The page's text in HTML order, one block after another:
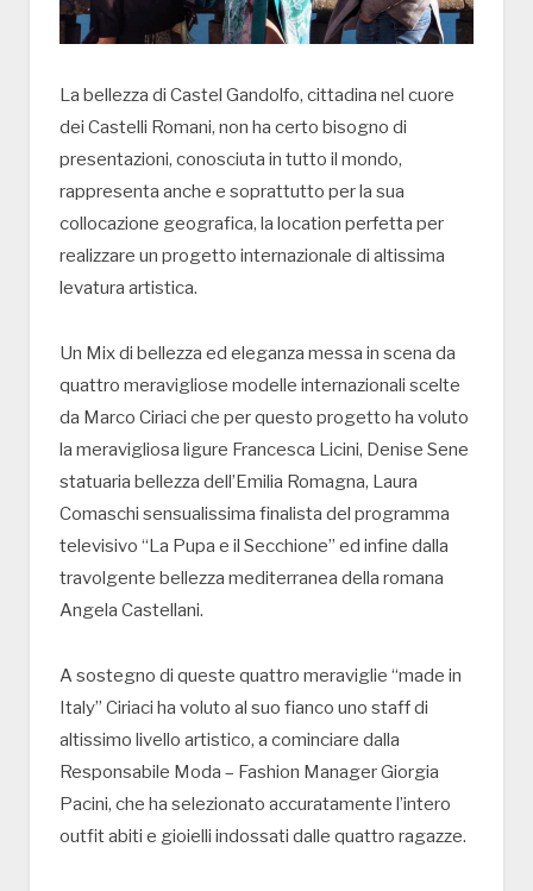
La bellezza di Castel Gandolfo, cittadina nel cuore
dei Castelli Romani, non ha certo bisogno di
presentazioni, conosciuta in tutto il mondo,
rappresenta anche e soprattutto per la sua
collocazione geografica, la location perfetta per
realizzare un progetto internazionale di altissima
levatura artistica.
Un Mix di bellezza ed eleganza messa in scena da
quattro meravigliose modelle internazionali scelte
da Marco Ciriaci che per questo progetto ha voluto
la meravigliosa ligure Francesca Licini, Denise Sene
statuaria bellezza dell’Emilia Romagna, Laura
Comaschi sensualissima finalista del programma
televisivo “La Pupa e il Secchione” ed infine dalla
travolgente bellezza mediterranea della romana
Angela Castellani.
A sostegno di queste quattro meraviglie “made in
Italy” Ciriaci ha voluto al suo fianco uno staff di
altissimo livello artistico, a cominciare dalla
Responsabile Moda – Fashion Manager Giorgia
Pacini, che ha selezionato accuratamente l’intero
outfit abiti e gioielli indossati dalle quattro ragazze.